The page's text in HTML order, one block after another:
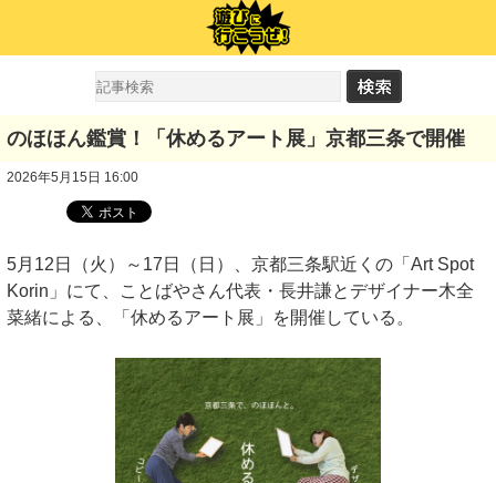
のほほん鑑賞！「休めるアート展」京都三条で開催
2026年5月15日 16:00
5月12日（火）～17日（日）、京都三条駅近くの「Art Spot
Korin」にて、ことばやさん代表・長井謙とデザイナー木全
菜緒による、「休めるアート展」を開催している。